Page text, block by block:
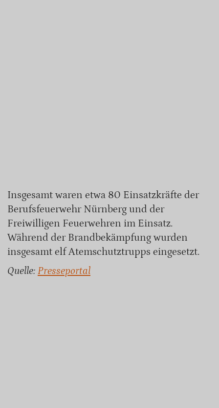
Insgesamt waren etwa 80 Einsatzkräfte der
Berufsfeuerwehr Nürnberg und der
Freiwilligen Feuerwehren im Einsatz.
Während der Brandbekämpfung wurden
insgesamt elf Atemschutztrupps eingesetzt.
Quelle: Presseportal